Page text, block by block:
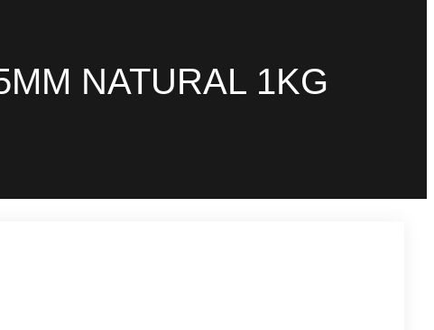
NATURAL 1KG